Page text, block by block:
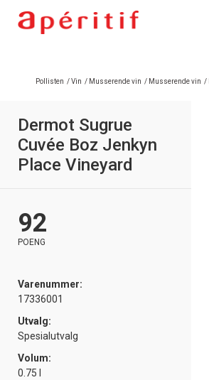
Pollisten /Vin / Musserende vin / Musserende vin /
Dermot Sugrue
Cuvée Boz Jenkyn
Place Vineyard
92
POENG
Varenummer:
17336001
Utvalg:
Spesialutvalg
Volum:
0.75 l